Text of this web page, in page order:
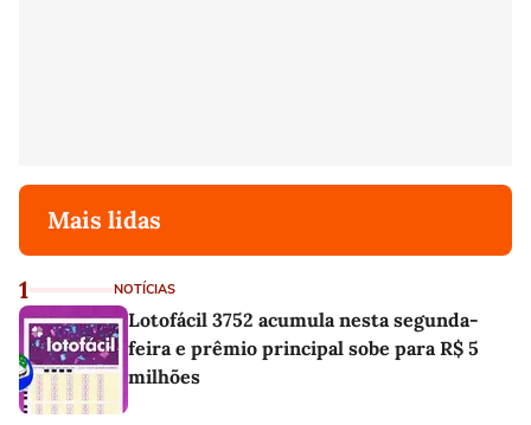
Mais lidas
1 NOTÍCIAS
Lotofácil 3752 acumula nesta segunda-
feira e prêmio principal sobe para R$ 5
milhões